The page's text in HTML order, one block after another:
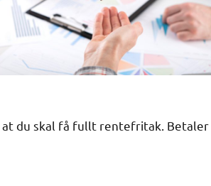
du skal få fullt rentefritak. Betaler